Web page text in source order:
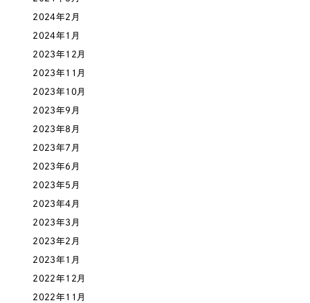
さらに条件を追加する
2024年2月
2024年1月
2023年12月
2023年11月
2023年10月
2023年9月
2023年8月
2023年7月
2023年6月
2023年5月
2023年4月
2023年3月
2023年2月
2023年1月
2022年12月
2022年11月